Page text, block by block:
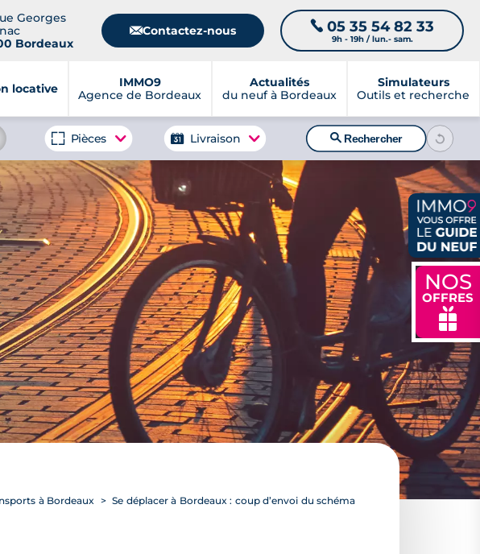
Georges
Bordeaux
📧Contactez-nous 📞 05 35 54 82 33
9h - 19h / lun.- sam.
locative
IMMO9
Agence de Bordeaux
Actualités
du neuf à Bordeaux
Simulateurs
Outils et recherche
NOS
OFFRES
🎁
Pièces Livraison 🔍Rechercher
à Bordeaux Se déplacer à Bordeaux : coup d’envoi du schéma